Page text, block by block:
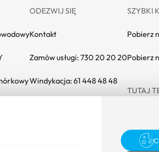
ODEZWIJ SIĘ
Kontakt
Zamów usługi: 730 20 20 20
Windykacja: 61 448 48 48
SZYBKI
Pobierz
Pobierz
TUTAJ